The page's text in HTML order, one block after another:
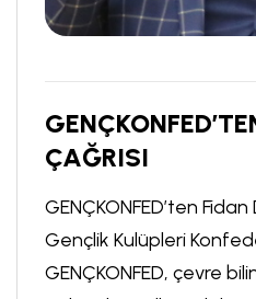
ÇAĞRISI
GENÇKONFED’ten
Gençlik Kulüpleri
GENÇKONFED, çevre